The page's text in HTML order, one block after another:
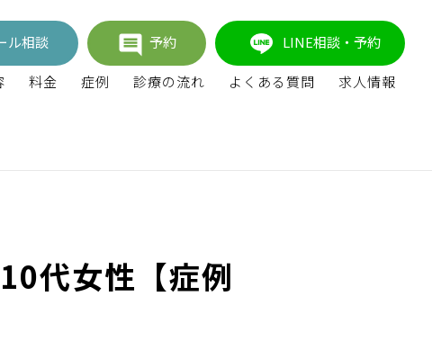
ル相談 予約 LINE相談・予約
料金 症例 診療の流れ よくある質問 求人情報
代女性【症例